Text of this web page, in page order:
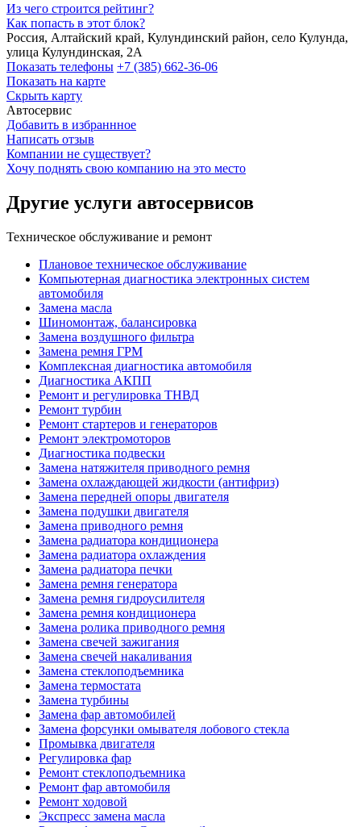
Из чего строится рейтинг?
Как попасть в этот блок?
Россия, Алтайский край, Кулундинский район, село Кулунда,
улица Кулундинская, 2А
Показать телефоны +7 (385) 662-36-06
Показать на карте
Скрыть карту
Автосервис
Добавить в избраннное
Написать отзыв
Компании не существует?
Хочу поднять свою компанию на это место
Другие услуги автосервисов
Техническое обслуживание и ремонт
Плановое техническое обслуживание
Компьютерная диагностика электронных систем
автомобиля
Замена масла
Шиномонтаж, балансировка
Замена воздушного фильтра
Замена ремня ГРМ
Комплексная диагностика автомобиля
Диагностика АКПП
Ремонт и регулировка ТНВД
Ремонт турбин
Ремонт стартеров и генераторов
Ремонт электромоторов
Диагностика подвески
Замена натяжителя приводного ремня
Замена охлаждающей жидкости (антифриз)
Замена передней опоры двигателя
Замена подушки двигателя
Замена приводного ремня
Замена радиатора кондиционера
Замена радиатора охлаждения
Замена радиатора печки
Замена ремня генератора
Замена ремня гидроусилителя
Замена ремня кондиционера
Замена ролика приводного ремня
Замена свечей зажигания
Замена свечей накаливания
Замена стеклоподъемника
Замена термостата
Замена турбины
Замена фар автомобилей
Замена форсунки омывателя лобового стекла
Промывка двигателя
Регулировка фар
Ремонт стеклоподъемника
Ремонт фар автомобиля
Ремонт ходовой
Экспресс замена масла